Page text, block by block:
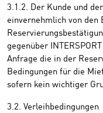
3.1.2. Der Kunde und
einvernehmlich von den
gegenüber
Anfrage die in der
Bedingungen für die
sofern kein wichtiger
3.2. Verleihbedingungen